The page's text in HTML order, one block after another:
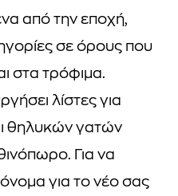
από την εποχή,
σε όρους που
στα τρόφιμα.
λίστες για
θηλυκών γατών
Για να
για το νέο σας